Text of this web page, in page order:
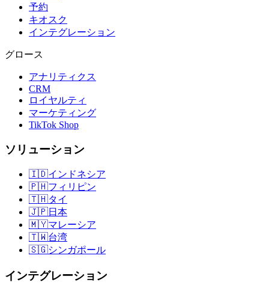
予約
キオスク
インテグレーション
グロース
アナリティクス
CRM
ロイヤルティ
マーケティング
TikTok Shop
ソリューション
🇮🇩インドネシア
🇵🇭フィリピン
🇹🇭タイ
🇯🇵日本
🇲🇾マレーシア
🇹🇼台湾
🇸🇬シンガポール
インテグレーション